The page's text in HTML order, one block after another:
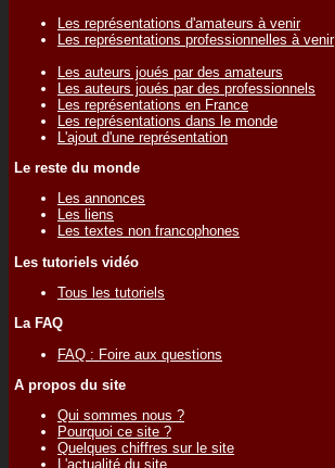
Les représentations d'amateurs à venir
Les représentations professionnelles à venir
Les auteurs joués par des amateurs
Les auteurs joués par des professionnels
Les représentations en France
Les représentations dans le monde
L'ajout d'une représentation
Le reste du monde
Les annonces
Les liens
Les textes non francophones
Les tutoriels vidéo
Tous les tutoriels
La FAQ
FAQ : Foire aux questions
A propos du site
Qui sommes nous ?
Pourquoi ce site ?
Quelques chiffres sur le site
L'actualité du site